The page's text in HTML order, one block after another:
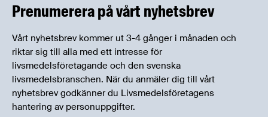
Prenumerera på vårt nyhetsbrev
Vårt nyhetsbrev kommer ut 3-4 gånger i månaden och
riktar sig till alla med ett intresse för
livsmedelsföretagande och den svenska
livsmedelsbranschen. När du anmäler dig till vårt
nyhetsbrev godkänner du Livsmedelsföretagens
hantering av personuppgifter.